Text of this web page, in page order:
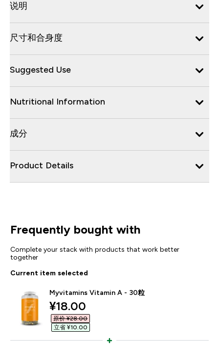
说明
尺寸和合身度
Suggested Use
Nutritional Information
成分
Product Details
Frequently bought with
Complete your stack with products that work better
together
Current item selected
Myvitamins Vitamin A - 30粒
discounted price
¥18.00‎
原价 ¥28.00‎
立省 ¥10.00‎